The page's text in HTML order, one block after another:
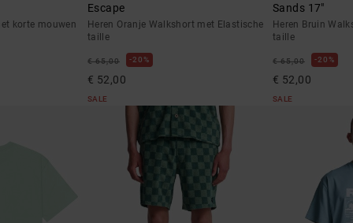
korte mouwen
Escape
Heren Oranje Walkshort met Elastische
taille
€ 65,00 20%
€ 52,00
SALE
Sands 17"
Heren Bruin
taille
€ 65,00 20%
€ 52,00
SALE